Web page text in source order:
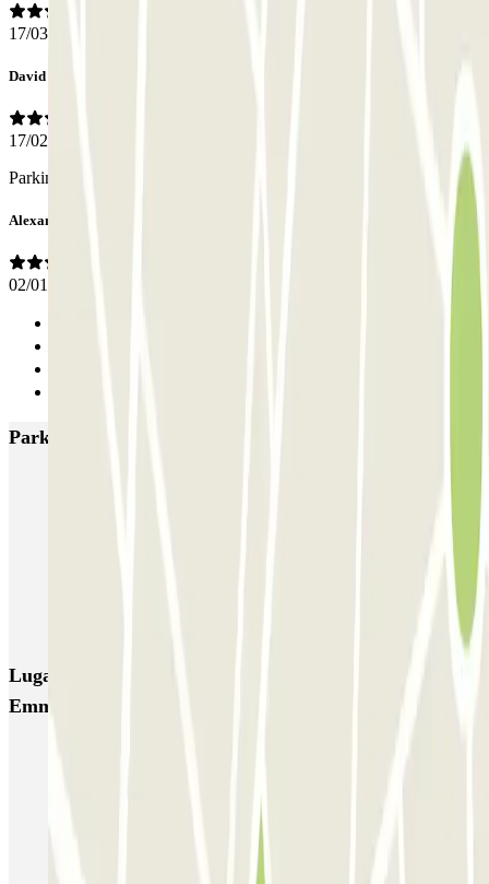
17/03/2026
David
17/02/2026
Parking souterrain propre, pratique et sécurisé.
Alexandre
02/01/2026
Parkings más valorados en Ámsterdam
VALET - Hotel Swissotel
Lugares y eventos interesantes cerca de Parkbee Ruby
Emma Hotel
Parkings en el Aeropuerto de Ámsterdam-Schiphol (AMS)